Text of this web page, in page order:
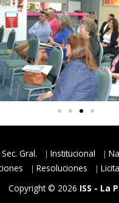
Sec. Gral. Institucional
Resoluciones
Copyright © 2026 ISS - La